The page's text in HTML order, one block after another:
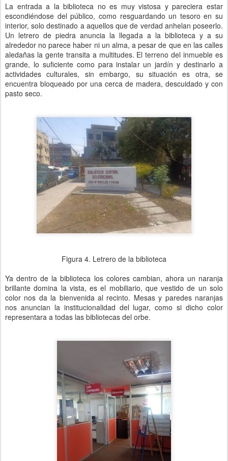
La entrada a la biblioteca no es muy vistosa y pareciera estar
escondiéndose del público, como resguardando un tesoro en su
interior, solo destinado a aquellos que de verdad anhelan poseerlo.
Un letrero de piedra anuncia la llegada a la biblioteca y a su
alrededor no parece haber ni un alma, a pesar de que en las calles
aledañas la gente transita a multitudes. El terreno del inmueble es
grande, lo suficiente como para instalar un jardín y destinarlo a
actividades culturales, sin embargo, su situación es otra, se
encuentra bloqueado por una cerca de madera, descuidado y con
pasto seco.
Figura 4. Letrero de la biblioteca
Ya dentro de la biblioteca los colores cambian, ahora un naranja
brillante domina la vista, es el mobiliario, que vestido de un solo
color nos da la bienvenida al recinto. Mesas y paredes naranjas
nos anuncian la institucionalidad del lugar, como si dicho color
representara a todas las bibliotecas del orbe.